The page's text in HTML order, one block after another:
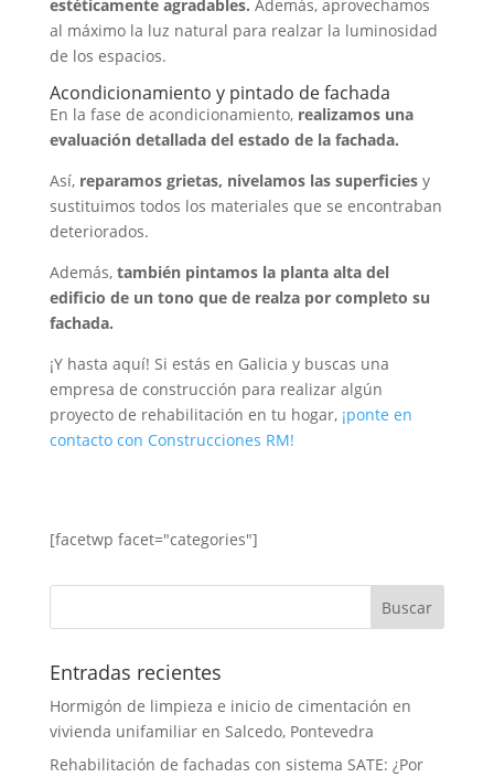
estéticamente agradables. Además, aprovechamos
al máximo la luz natural para realzar la luminosidad
de los espacios.
Acondicionamiento y pintado de fachada
En la fase de acondicionamiento, realizamos una
evaluación detallada del estado de la fachada.
Así, reparamos grietas, nivelamos las superficiesy
sustituimos todos los materiales que se encontraban
deteriorados.
Además, también pintamos la planta alta del
edificio de un tono que de realza por completo su
fachada.
¡Y hasta aquí! Si estás en Galicia y buscas una
empresa de construcción para realizar algún
proyecto de rehabilitación en tu hogar, ¡ponte en
contacto con Construcciones RM!
[facetwp facet="categories"]
Entradas recientes
Hormigón de limpieza e inicio de cimentación en
vivienda unifamiliar en Salcedo, Pontevedra
Rehabilitación de fachadas con sistema SATE: ¿Por